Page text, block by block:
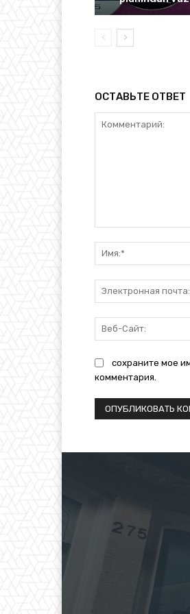
ОСТАВЬТЕ ОТВЕТ
сохраните мое
комментария.